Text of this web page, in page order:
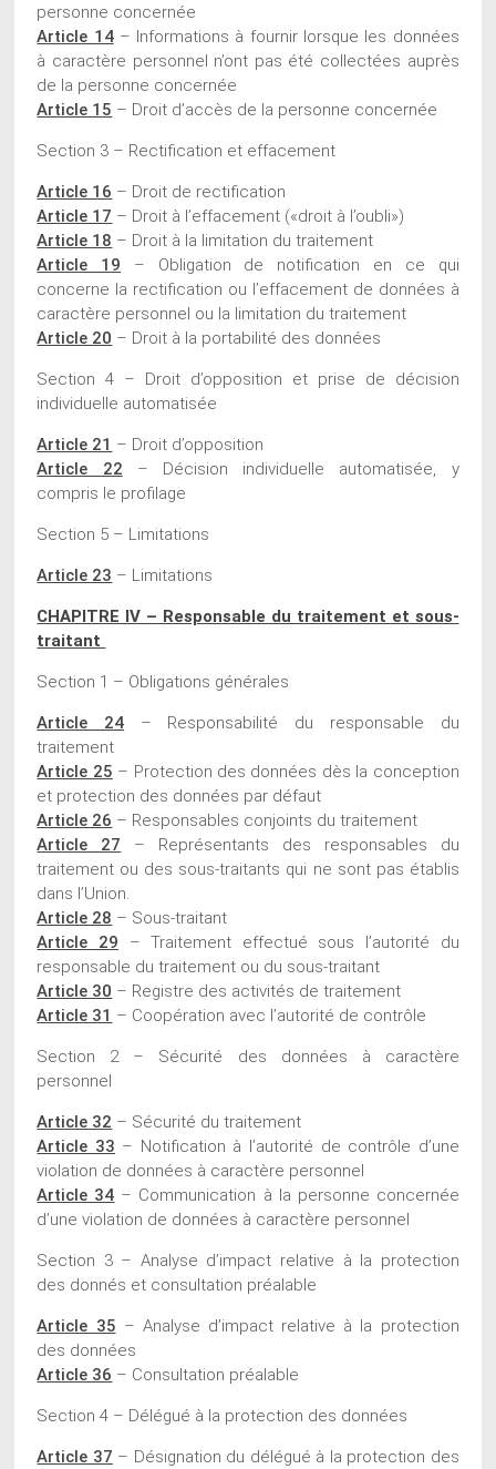
personne concernée
Article 14– Informations à fournir lorsque les données
à caractère personnel n’ont pas été collectées auprès
de la personne concernée
Article 15 – Droit d’accès de la personne concernée
Section 3 – Rectification et effacement
Article 16 – Droit de rectification
Article 17 – Droit à l’effacement («droit à l’oubli»)
Article 18 – Droit à la limitation du traitement
Article 19 – Obligation de notification en ce qui
concerne la rectification ou l’effacement de données à
caractère personnel ou la limitation du traitement
Article 20 – Droit à la portabilité des données
Section 4 – Droit d’opposition et prise de décision
individuelle automatisée
Article 21 – Droit d’opposition
Article 22 – Décision individuelle automatisée, y
compris le profilage
Section 5 – Limitations
Article 23 – Limitations
CHAPITRE IV – Responsable du traitement et sous-
traitant
Section 1 – Obligations générales
Article 24 – Responsabilité du responsable du
traitement
Article 25 – Protection des données dès la conception
et protection des données par défaut
Article 26 – Responsables conjoints du traitement
Article 27 – Représentants des responsables du
traitement ou des sous-traitants qui ne sont pas établis
dans l’Union.
Article 28 – Sous-traitant
Article 29 – Traitement effectué sous l’autorité du
responsable du traitement ou du sous-traitant
Article 30 – Registre des activités de traitement
Article 31 – Coopération avec l’autorité de contrôle
Section 2 – Sécurité des données à caractère
personnel
Article 32 – Sécurité du traitement
Article 33 – Notification à l’autorité de contrôle d’une
violation de données à caractère personnel
Article 34 – Communication à la personne concernée
d’une violation de données à caractère personnel
Section 3 – Analyse d’impact relative à la protection
des donnés et consultation préalable
Article 35 – Analyse d’impact relative à la protection
des données
Article 36 – Consultation préalable
Section 4 – Délégué à la protection des données
Article 37 – Désignation du délégué à la protection des